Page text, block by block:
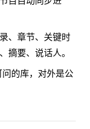
、章节、关键时
摘要、说话人。
的库，对外是公